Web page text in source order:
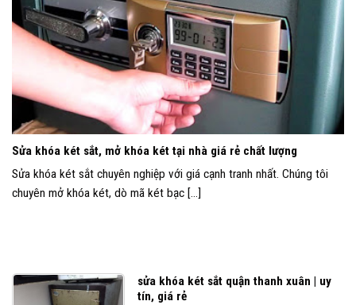
Sửa khóa két sắt, mở khóa két tại nhà giá rẻ chất lượng
Sửa khóa két sắt chuyên nghiệp với giá cạnh tranh nhất. Chúng tôi
chuyên mở khóa két, dò mã két bạc [...]
sửa khóa két sắt quận thanh xuân | uy
tín, giá rẻ